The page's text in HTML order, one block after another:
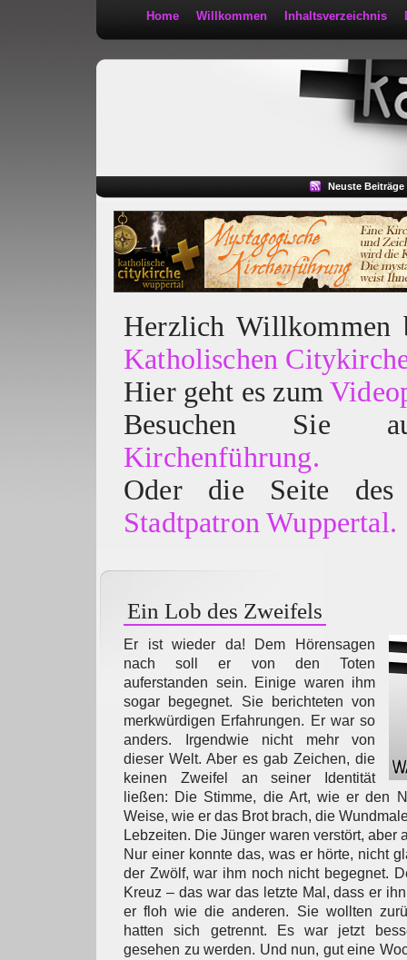
Home Willkommen Inhaltsverzeichnis
Neuste Beiträge
Herzlich
Katholischen
Hier geht es zum
Besuchen
Kirchenführung.
Oder die Seite des
Stadtpatron Wuppertal.
Ein Lob des Zweifels
Er ist wieder da! Dem Hörensagen
nach soll er von den Toten
auferstanden sein. Einige waren ihm
sogar begegnet. Sie berichteten von
merkwürdigen Erfahrungen. Er war so
anders. Irgendwie nicht mehr von
dieser Welt. Aber es gab Zeichen, die
keinen Zweifel an seiner Identität
ließen: Die Stimme, die Art, wie er den
Weise, wie er das Brot brach, die
Lebzeiten. Die Jünger waren verstört, aber
Nur einer konnte das, was er hörte, nicht
der Zwölf, war ihm noch nicht begegnet.
Kreuz – das war das letzte Mal, dass er
er floh wie die anderen. Sie wollten
hatten sich getrennt. Es war jetzt
gesehen zu werden. Und nun, gut eine